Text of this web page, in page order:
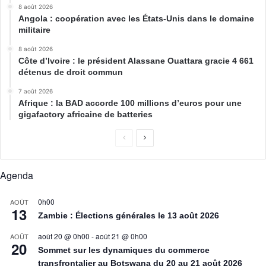
8 août 2026
Angola : coopération avec les États-Unis dans le domaine
militaire
8 août 2026
Côte d’Ivoire : le président Alassane Ouattara gracie 4 661
détenus de droit commun
7 août 2026
Afrique : la BAD accorde 100 millions d’euros pour une
gigafactory africaine de batteries
Agenda
AOÛT
13
0h00
Zambie : Élections générales le 13 août 2026
AOÛT
20
août 20 @ 0h00 -août 21 @ 0h00
Sommet sur les dynamiques du commerce
transfrontalier au Botswana du 20 au 21 août 2026